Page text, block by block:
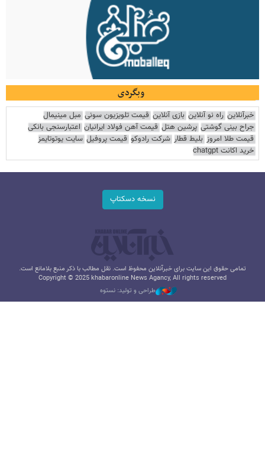
وبگردی
خبرآنلاین راه نو آنلاین بازی آنلاین قیمت تلویزیون سونی مبل مینیمال
جراح بینی گوشتی پرشین هتل قیمت آهن فولاد ایرانیان اعتبارسنجی بانکی
قیمت طلا امروز بلیط قطار شرکت رادوکو قیمت پروفیل سایت یوتوتایمز
خرید اکانت chatgpt
نسخه دسکتاپ
تمامی حقوق این سایت برای خبرآنلاین محفوظ است. نقل مطالب با ذکر منبع بلامانع است.
Copyright © 2025 khabaronline News Agancy, All rights reserved
طراحی و تولید: نستوه